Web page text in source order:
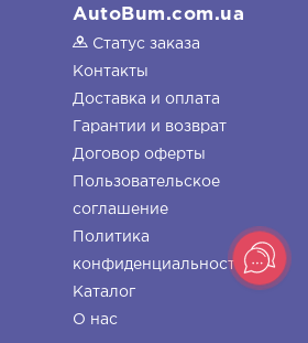
AutoBum.com.ua
Статус заказа
Контакты
Доставка и оплата
Гарантии и возврат
Договор оферты
Пользовательское
соглашение
Политика
конфиденциальности
Каталог
О нас